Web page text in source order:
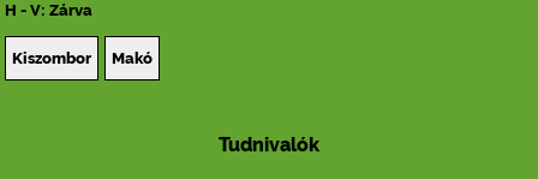
H - V: Zárva
Kiszombor Makó
Tudnivalók